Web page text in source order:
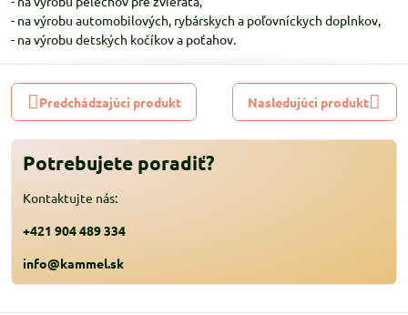
- na výrobu automobilových, rybárskych a poľovníckych doplnkov,
- na výrobu detských kočíkov a poťahov.
Predchádzajúci produkt Nasledujúci produkt
Potrebujete poradiť?
Kontaktujte nás:
+421 904 489 334
info@kammel.sk